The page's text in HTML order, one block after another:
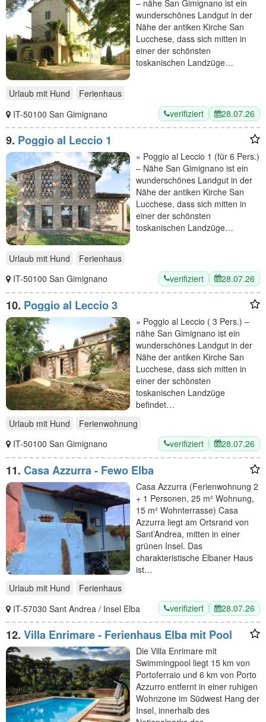
– nähe San Gimignano ist ein
wunderschönes Landgut in der
Nähe der antiken Kirche San
Lucchese, dass sich mitten in
einer der schönsten
toskanischen Landzüge…
Urlaub mit Hund
Ferienhaus
IT-50100 San Gimignano
verifiziert 28.07.26
9. Poggio al Leccio 1
» Poggio al Leccio 1 (für 6 Pers.)
– Nähe San Gimignano ist ein
wunderschönes Landgut in der
Nähe der antiken Kirche San
Lucchese, dass sich mitten in
einer der schönsten
toskanischen Landzüge…
Urlaub mit Hund
Ferienhaus
IT-50100 San Gimignano
verifiziert 28.07.26
10. Poggio al Leccio 3
» Poggio al Leccio ( 3 Pers.) –
nähe San Gimignano ist ein
wunderschönes Landgut in der
Nähe der antiken Kirche San
Lucchese, dass sich mitten in
einer der schönsten
toskanischen Landzüge
befindet…
Urlaub mit Hund
Ferienwohnung
IT-50100 San Gimignano
verifiziert 28.07.26
11. Casa Azzurra - Fewo Elba
Casa Azzurra (Ferienwohnung 2
+ 1 Personen, 25 m² Wohnung,
15 m² Wohnterrasse) Casa
Azzurra liegt am Ortsrand von
Sant’Andrea, mitten in einer
grünen Insel. Das
charakteristische Elbaner Haus
ist…
Urlaub mit Hund
Ferienhaus
IT-57030 Sant Andrea / Insel Elba
verifiziert 28.07.26
12. Villa Enrimare - Ferienhaus Elba mit Pool
Die Villa Enrimare mit
Swimmingpool liegt 15 km von
Portoferraio und 6 km von Porto
Azzurro entfernt in einer ruhigen
Wohnzone im Südwest Hang der
Insel, innerhalb des